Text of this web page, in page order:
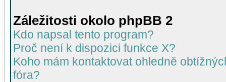
Záležitosti okolo phpBB 2
Kdo napsal tento program?
Proč není k dispozici funkce X?
Koho mám kontaktovat ohledně
fóra?